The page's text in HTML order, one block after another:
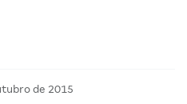
de 2015